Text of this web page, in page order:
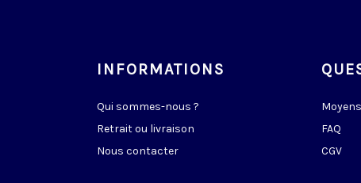
INFORMATIONS
Qui sommes-nous ?
Retrait ou livraison
Nous contacter
FAQ
CGV